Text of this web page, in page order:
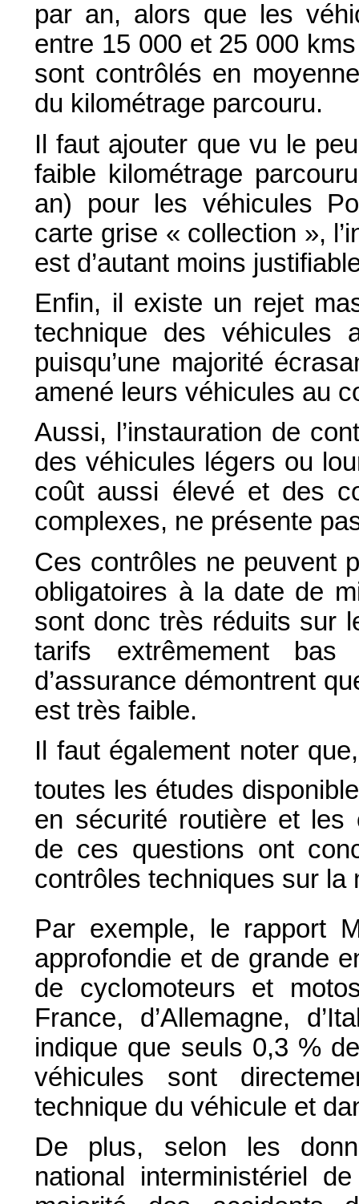
par an, alors que les
entre 15 000 et 25 000
sont contrôlés en
du kilométrage parcouru.
Il faut ajouter que vu le
faible kilométrage
an) pour les véhicules
carte grise « collection »,
est d’autant moins
Enfin, il existe un rejet
technique des véhicules
puisqu’une majorité
amené leurs véhicules au
Aussi, l’instauration de
des véhicules légers ou
coût aussi élevé et des
complexes, ne présente
Ces contrôles ne peuvent
obligatoires à la date de
sont donc très réduits sur
tarifs extrêmement
d’assurance démontrent
est très faible.
Il faut également noter
toutes les études
en sécurité routière et les
de ces questions ont
contrôles techniques sur la
Par exemple, le rapport
approfondie et de grande
de cyclomoteurs et
France, d’Allemagne,
indique que seuls 0,3 %
véhicules sont
technique du véhicule et
De plus, selon les
national interministériel